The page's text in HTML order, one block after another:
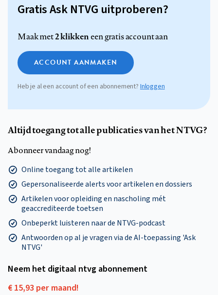
Gratis Ask NTVG uitproberen?
Maak met2 klikkeneen gratis account aan
ACCOUNT AANMAKEN
Heb je al een account of een abonnement?Inloggen
Altijd toegang tot alle publicaties van het NTVG?
Abonneer vandaag nog!
Online toegang tot alle artikelen
Gepersonaliseerde alerts voor artikelen en dossiers
Artikelen voor opleiding en nascholing mét
geaccrediteerde toetsen
Onbeperkt luisteren naar de NTVG-podcast
Antwoorden op al je vragen via de AI-toepassing 'Ask
NTVG'
Neem het digitaal ntvg abonnement
€ 15,93 per maand!